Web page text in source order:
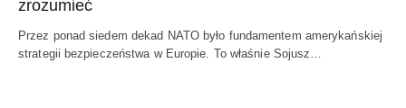
zrozumieć
Przez ponad siedem dekad NATO było fundamentem amerykańskiej
strategii bezpieczeństwa w Europie. To właśnie Sojusz…